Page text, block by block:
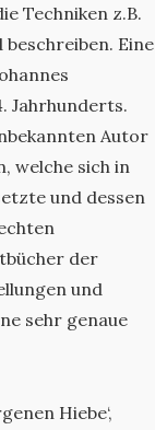
Techniken z.B.
Eine
Jahrhunderts.
Autor
welche sich in
und dessen
der
und
sehr genaue
Hiebe‘,